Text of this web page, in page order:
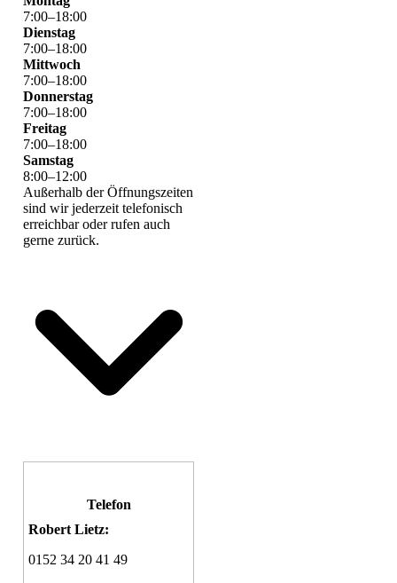
7:00–18:00
Dienstag
7:00–18:00
Mittwoch
7:00–18:00
Donnerstag
7:00–18:00
Freitag
7:00–18:00
Samstag
8:00–12:00
Außerhalb der Öffnungszeiten
sind wir jederzeit telefonisch
erreichbar oder rufen auch
gerne zurück.
Telefon
Robert Lietz:
0152 34 20 41 49